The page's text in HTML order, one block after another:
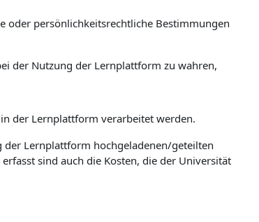
oder persönlichkeitsrechtliche Bestimmungen
der Nutzung der Lernplattform zu wahren,
der Lernplattform verarbeitet werden.
Lernplattform hochgeladenen/geteilten
sind auch die Kosten, die der Universität